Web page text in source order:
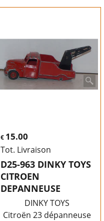
€ 15.00
Tot. Livraison
D25-963 DINKY TOYS
CITROEN
DEPANNEUSE
DINKY TOYS
Citroën 23 dépanneuse